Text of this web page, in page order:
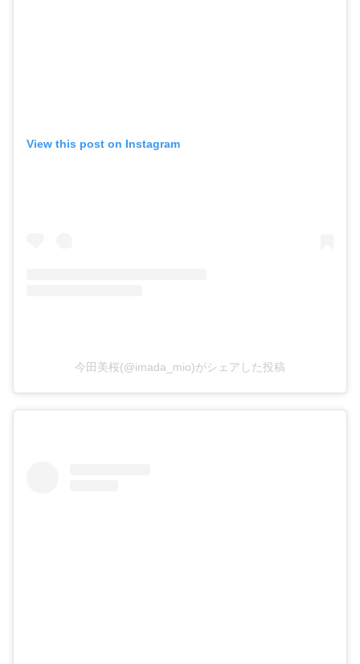
View this post on Instagram
今田美桜(@imada_mio)がシェアした投稿